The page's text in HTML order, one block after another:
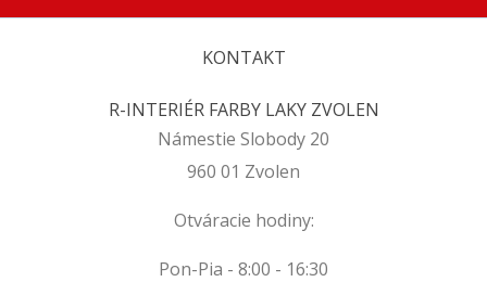
KONTAKT
R-INTERIÉR FARBY LAKY ZVOLEN
Námestie Slobody 20
960 01 Zvolen
Otváracie hodiny:
Pon-Pia - 8:00 - 16:30